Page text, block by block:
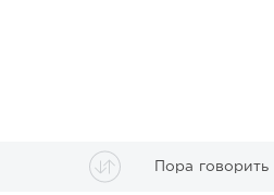
Пора говорить